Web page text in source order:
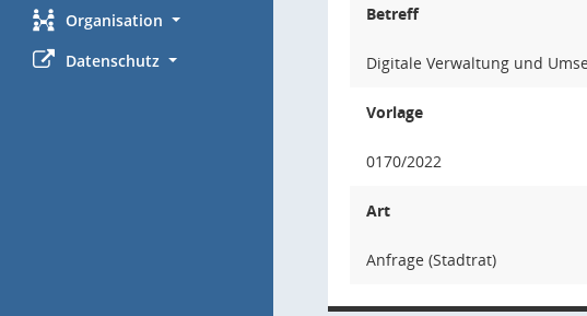
Organisation
Datenschutz
Betreff
Digitale Verwaltung und
Vorlage
0170/2022
Art
Anfrage (Stadtrat)